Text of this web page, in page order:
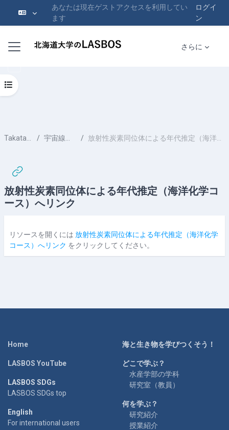
あなたは現在ゲストアクセスを利用してい
ます
ログイ
ン
サイドパネル さらに
Takata-RN-2 宇宙線生成核種 放射性炭素同位体による年代推定（海洋化学コース）へリンク
放射性炭素同位体による年代推定（海洋化学コ
ース）へリンク
コースインデックスを開く
リソースを開くには 放射性炭素同位体による年代推定（海洋化学
コース）へリンク をクリックしてください。
Home
LASBOS YouTube
LASBOS SDGs
LASBOS SDGs top
English
For international users
海と生き物を学びつくそう！
どこで学ぶ？
水産学部の学科
研究室（教員）
何を学ぶ？
研究紹介
授業紹介